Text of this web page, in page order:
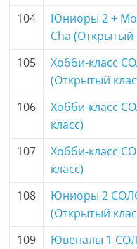
104
Юниоры 2 +
Cha (Открытый
105
Хобби-класс
(Открытый
106
Хобби-класс
класс)
107
Хобби-класс
класс)
108
Юниоры 2
(Открытый
109
Ювеналы 1